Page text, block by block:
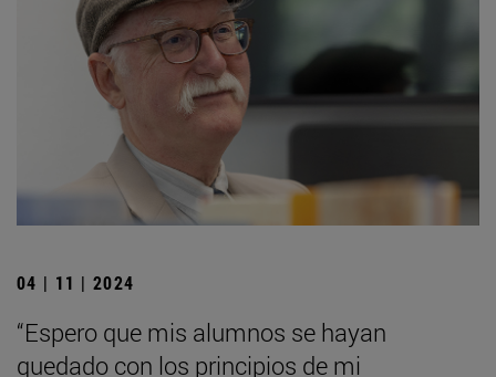
04 | 11 | 2024
“Espero que mis alumnos se hayan
quedado con los principios de mi